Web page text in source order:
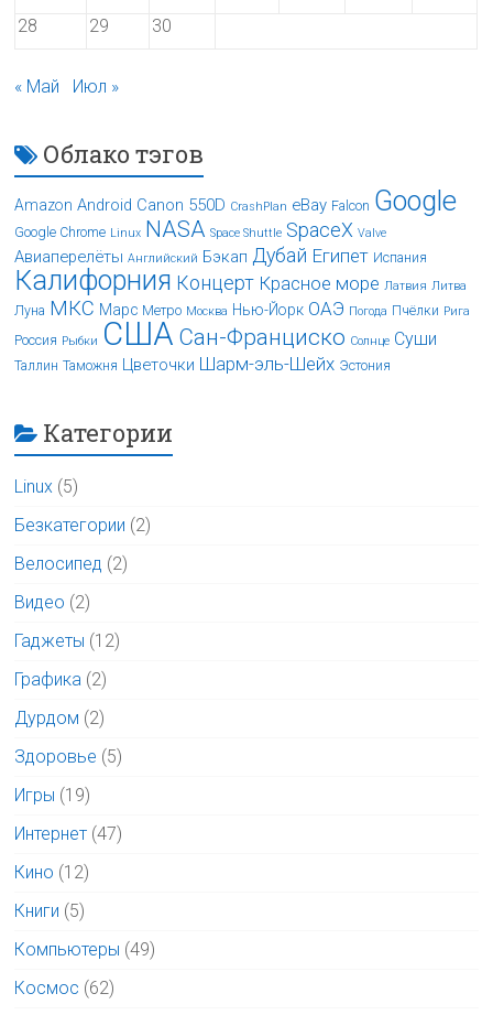
28
29 30
« Май Июл »
Облако тэгов
Amazon Android Canon 550D CrashPlan eBay Falcon Google
Google Chrome Linux NASA Space Shuttle SpaceX Valve
Авиаперелёты Английский Бэкап Дубай Египет Испания
Калифорния Концерт Красное море Латвия Литва
Луна МКС Марс Метро Москва Нью-Йорк ОАЭ Погода Пчёлки Рига
Россия Рыбки США Сан-Франциско Солнце Суши
Таллин Таможня Цветочки Шарм-эль-Шейх Эстония
Категории
Linux (5)
Безкатегории (2)
Велосипед (2)
Видео (2)
Гаджеты (12)
Графика (2)
Дурдом (2)
Здоровье (5)
Игры (19)
Интернет (47)
Кино (12)
Книги (5)
Компьютеры (49)
Космос (62)